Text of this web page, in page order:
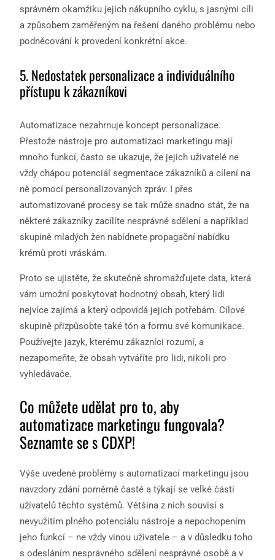
správném okamžiku jejich nákupního cyklu, s jasnými cíli
a způsobem zaměřeným na řešení daného problému nebo
podněcování k provedení konkrétní akce.
5. Nedostatek personalizace a individuálního
přístupu k zákazníkovi
Automatizace nezahrnuje koncept personalizace.
Přestože nástroje pro automatizaci marketingu mají
mnoho funkcí, často se ukazuje, že jejich uživatelé ne
vždy chápou potenciál segmentace zákazníků a cílení na
ně pomocí personalizovaných zpráv. I přes
automatizované procesy se tak může snadno stát, že na
některé zákazníky zacílíte nesprávné sdělení a například
skupině mladých žen nabídnete propagační nabídku
krémů proti vráskám.
Proto se ujistěte, že skutečně shromažďujete data, která
vám umožní poskytovat hodnotný obsah, který lidi
nejvíce zajímá a který odpovídá jejich potřebám. Cílové
skupině přizpůsobte také tón a formu své komunikace.
Používejte jazyk, kterému zákazníci rozumí, a
nezapomeňte, že obsah vytváříte pro lidi, nikoli pro
vyhledávače.
Co můžete udělat pro to, aby
automatizace marketingu fungovala?
Seznamte se s CDXP!
Výše uvedené problémy s automatizací marketingu jsou
navzdory zdání poměrně časté a týkají se velké části
uživatelů těchto systémů. Většina z nich souvisí s
nevyužitím plného potenciálu nástroje a nepochopením
jeho funkcí – ne vždy vinou uživatele – a v důsledku toho
s odesláním nesprávného sdělení nesprávné osobě a v